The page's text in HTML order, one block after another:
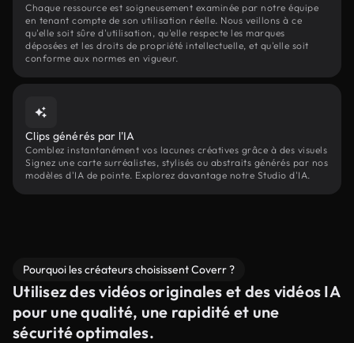
Chaque ressource est soigneusement examinée par notre équipe
en tenant compte de son utilisation réelle. Nous veillons à ce
qu'elle soit sûre d'utilisation, qu'elle respecte les marques
déposées et les droits de propriété intellectuelle, et qu'elle soit
conforme aux normes en vigueur.
Clips générés par l'IA
Comblez instantanément vos lacunes créatives grâce à des visuels
Signez une carte surréalistes, stylisés ou abstraits générés par nos
modèles d'IA de pointe. Explorez davantage notre Studio d'IA.
Pourquoi les créateurs choisissent Coverr ?
Utilisez des vidéos originales et des vidéos IA
pour une qualité, une rapidité et une
sécurité optimales.